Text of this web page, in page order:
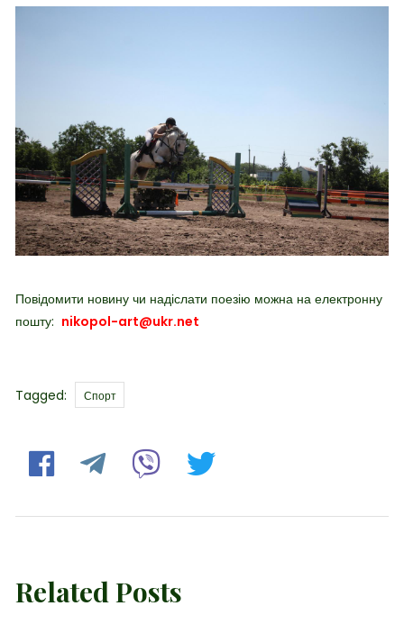
Повідомити новину чи надіслати поезію можна на електронну
пошту: nikopol-art@ukr.net
Tagged: Tags
Спорт
Related Posts